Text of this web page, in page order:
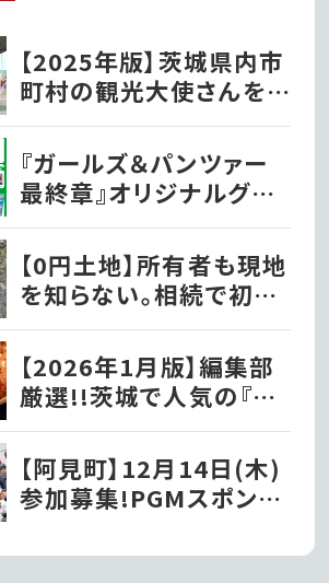
【2025年版】茨城県内市
町村の観光大使さんを
紹介！
『ガールズ＆パンツァー
最終章』オリジナルグッ
ズ各種ファミリーマート
で発売開始!!
【0円土地】所有者も現地
を知らない。相続で初め
て知った茨城の「謎の土
地」
【2026年1月版】編集部
厳選!!茨城で人気の『た
こ焼き屋』
【阿見町】12月14日(木)
参加募集!PGMスポンサ
する『PGMプロアマイベ